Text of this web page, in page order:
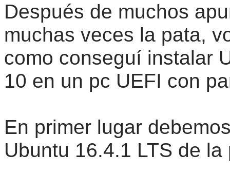
Después de muchos
muchas veces la pata,
como conseguí instalar
10 en un pc UEFI con
En primer lugar
Ubuntu 16.4.1 LTS de